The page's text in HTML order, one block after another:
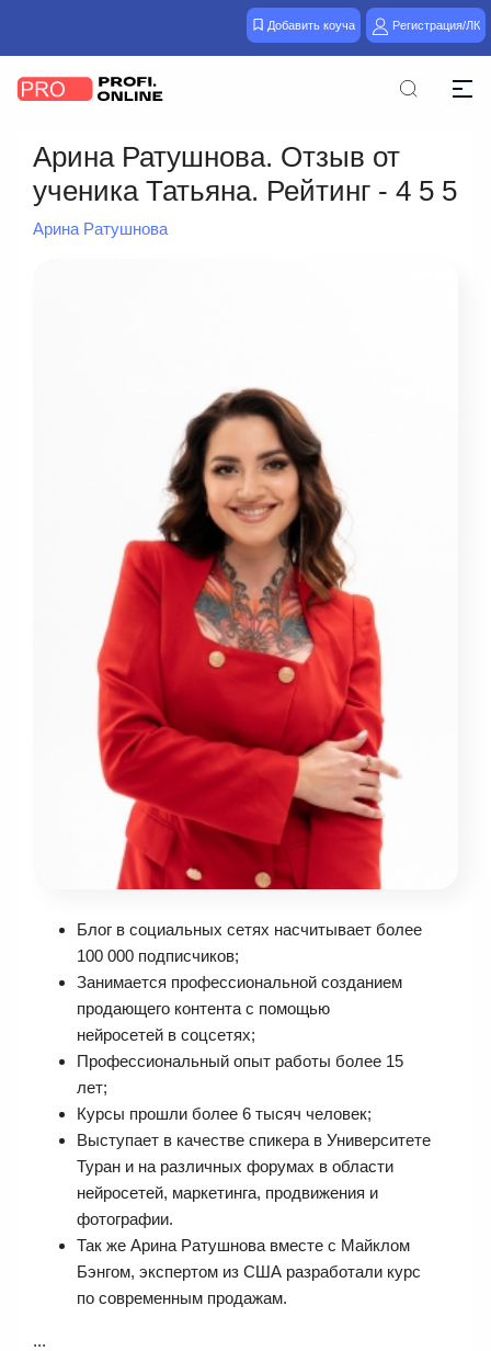
Добавить коуча Регистрация/ЛК
Арина Ратушнова. Отзыв от
ученика Татьяна. Рейтинг - 4 5 5
Арина Ратушнова
Блог в социальных сетях насчитывает более
100 000 подписчиков;
Занимается профессиональной созданием
продающего контента с помощью
нейросетей в соцсетях;
Профессиональный опыт работы более 15
лет;
Курсы прошли более 6 тысяч человек;
Выступает в качестве спикера в Университете
Туран и на различных форумах в области
нейросетей, маркетинга, продвижения и
фотографии.
Так же Арина Ратушнова вместе с Майклом
Бэнгом, экспертом из США разработали курс
по современным продажам.
...